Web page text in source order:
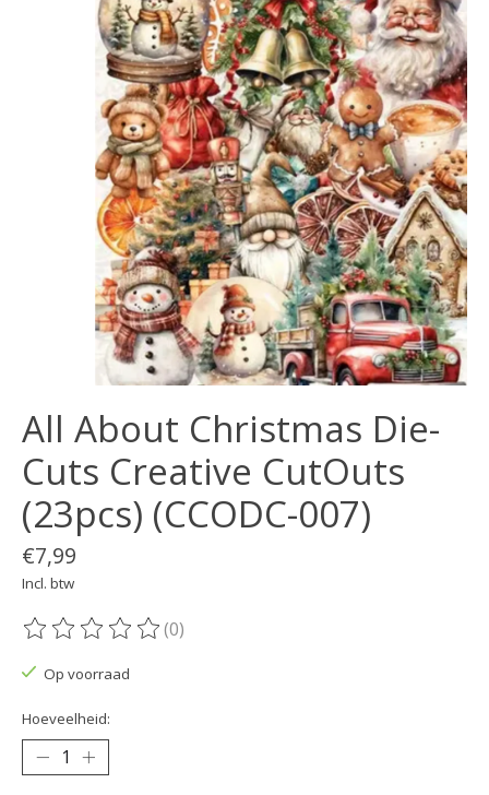
All About Christmas Die-
Cuts Creative CutOuts
(23pcs) (CCODC-007)
€7,99
Incl. btw
De beoordeling van dit product is
(0)
Op voorraad
Hoeveelheid: